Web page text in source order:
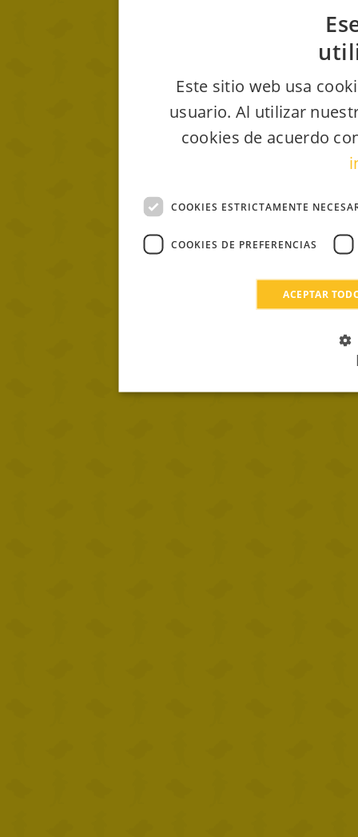
Este sitio web usa
usuario. Al utilizar
cookies de acuerdo
COOKIES ESTRICTAMENTE
COOKIES DE PREFERENCIAS
ACEPTAR